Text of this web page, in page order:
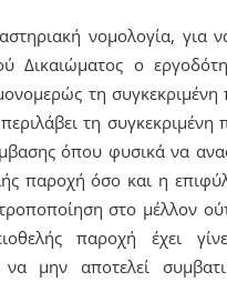
νομολογία, για
Δικαιώματος ο
τη
τη
όπου φυσικά να
παροχή όσο και η
στο μέλλον
παροχή έχει
μην αποτελεί